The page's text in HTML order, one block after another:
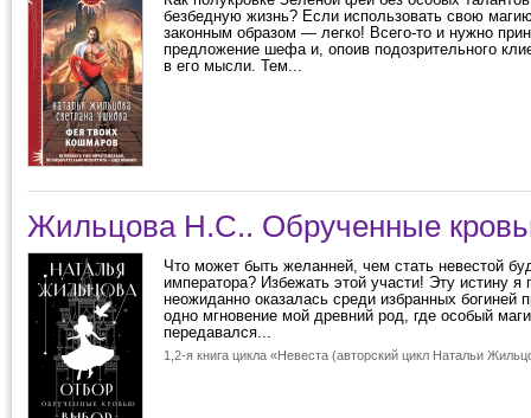
безбедную жизнь? Если использовать свою
законным образом — легко! Всего-то и нужно
предложение шефа и, опоив подозрительного
в его мысли. Тем...
Жильцова Н.С.. Обрученные
Что может быть желанней, чем стать невестой
императора? Избежать этой участи! Эту истину я
неожиданно оказалась среди избранных богиней
одно мгновение мой древний род, где особый
передавался...
1,2-я книга цикла «Невеста (авторский цикл Натальи